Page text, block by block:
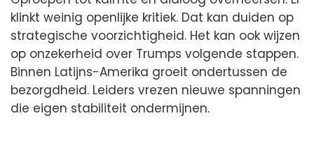
klinkt weinig openlijke kritiek. Dat kan duiden op
strategische voorzichtigheid. Het kan ook wijzen
op onzekerheid over Trumps volgende stappen.
Binnen Latijns-Amerika groeit ondertussen de
bezorgdheid. Leiders vrezen nieuwe spanningen
die eigen stabiliteit ondermijnen.